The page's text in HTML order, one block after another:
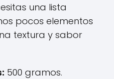
una lista
pocos elementos
textura y sabor
500 gramos.